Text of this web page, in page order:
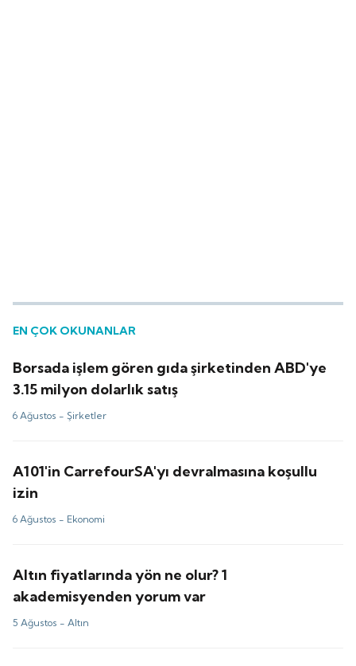
EN ÇOK OKUNANLAR
Borsada işlem gören gıda şirketinden ABD'ye
3.15 milyon dolarlık satış
6 Ağustos -Şirketler
A101'in CarrefourSA'yı devralmasına koşullu
izin
6 Ağustos - Ekonomi
Altın fiyatlarında yön ne olur? 1
akademisyenden yorum var
5 Ağustos -Altın